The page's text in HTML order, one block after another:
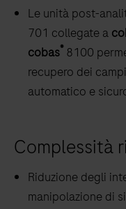
Le unità post-
701 collegate a
cobas®8100
recupero dei
automatico e
Complessità
Riduzione degli
manipolazione di